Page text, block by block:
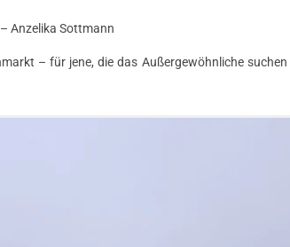
Anzelika Sottmann
– für jene, die das Außergewöhnliche